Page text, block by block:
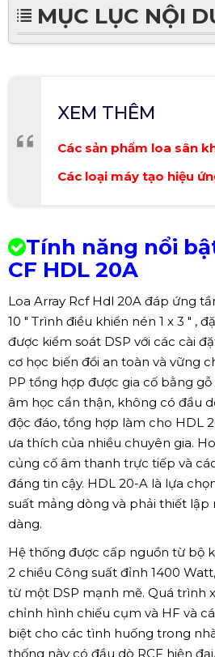
MỤC LỤC NỘI
XEM THÊM
Các sản phẩm loa sân
Các loại máy tạo hiệu
Tính năng nổi
CF HDL 20A
Loa Array Rcf Hdl 20A đáp ứng
10 " Trình điều khiển nén 1 x 3 " ,
được kiểm soát DSP với các cài
cơ học biến đổi an toàn và vững
PP tổng hợp được gia cố bằng
âm học cẩn thận, không có đầu
độc đáo, tổng hợp làm cho HDL
ưa thích của nhiều chuyên gia.
củng cố âm thanh trực tiếp và
đáng tin cậy. HDL 20-A là lựa
suất mảng dòng và phải thiết lập
dàng.
Hệ thống được cấp nguồn từ bộ
2 chiều Công suất đỉnh 1400
từ một DSP mạnh mẽ. Quá trình
chỉnh hình chiếu cụm và HF và
biệt cho các tình huống trong
thống này có đầu dò RCF hiện